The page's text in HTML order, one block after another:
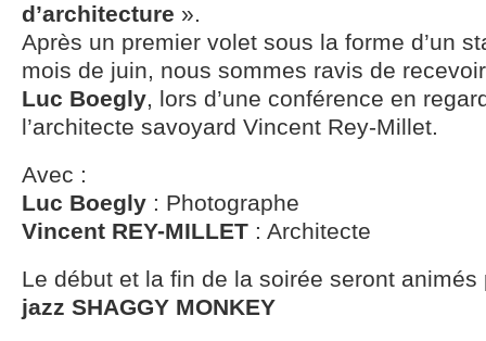
d’architecture ».
Après un premier volet sous la forme d’un
mois de juin, nous sommes ravis de
Luc Boegly, lors d’une conférence en
l’architecte savoyard Vincent Rey-Millet.
Avec :
Luc Boegly : Photographe
Vincent REY-MILLET : Architecte
Le début et la fin de la soirée seront
jazz SHAGGY MONKEY